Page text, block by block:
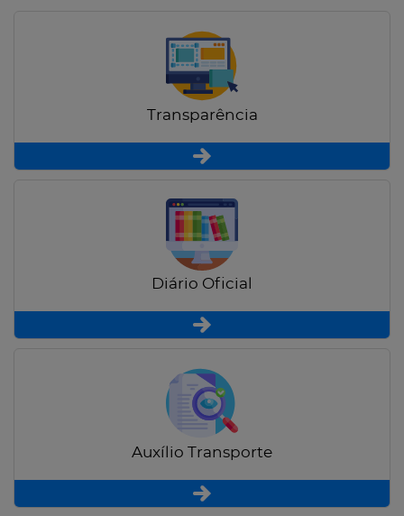
Transparência
Diário Oficial
Auxílio Transporte